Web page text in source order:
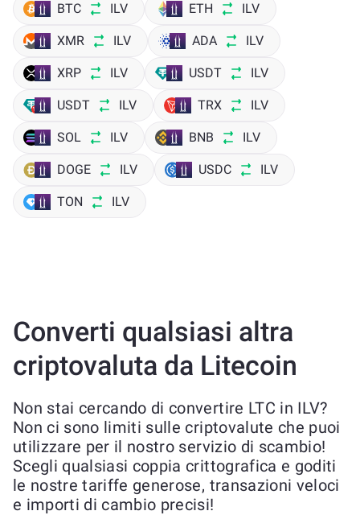
BTC ILV ETH ILV
XMR ILV ADA ILV
XRP ILV USDT ILV
USDT ILV TRX ILV
SOL ILV BNB ILV
DOGE ILV USDC ILV
TON ILV
Converti qualsiasi altra
criptovaluta da Litecoin
Non stai cercando di convertire LTC in ILV?
Non ci sono limiti sulle criptovalute che puoi
utilizzare per il nostro servizio di scambio!
Scegli qualsiasi coppia crittografica e goditi
le nostre tariffe generose, transazioni veloci
e importi di cambio precisi!